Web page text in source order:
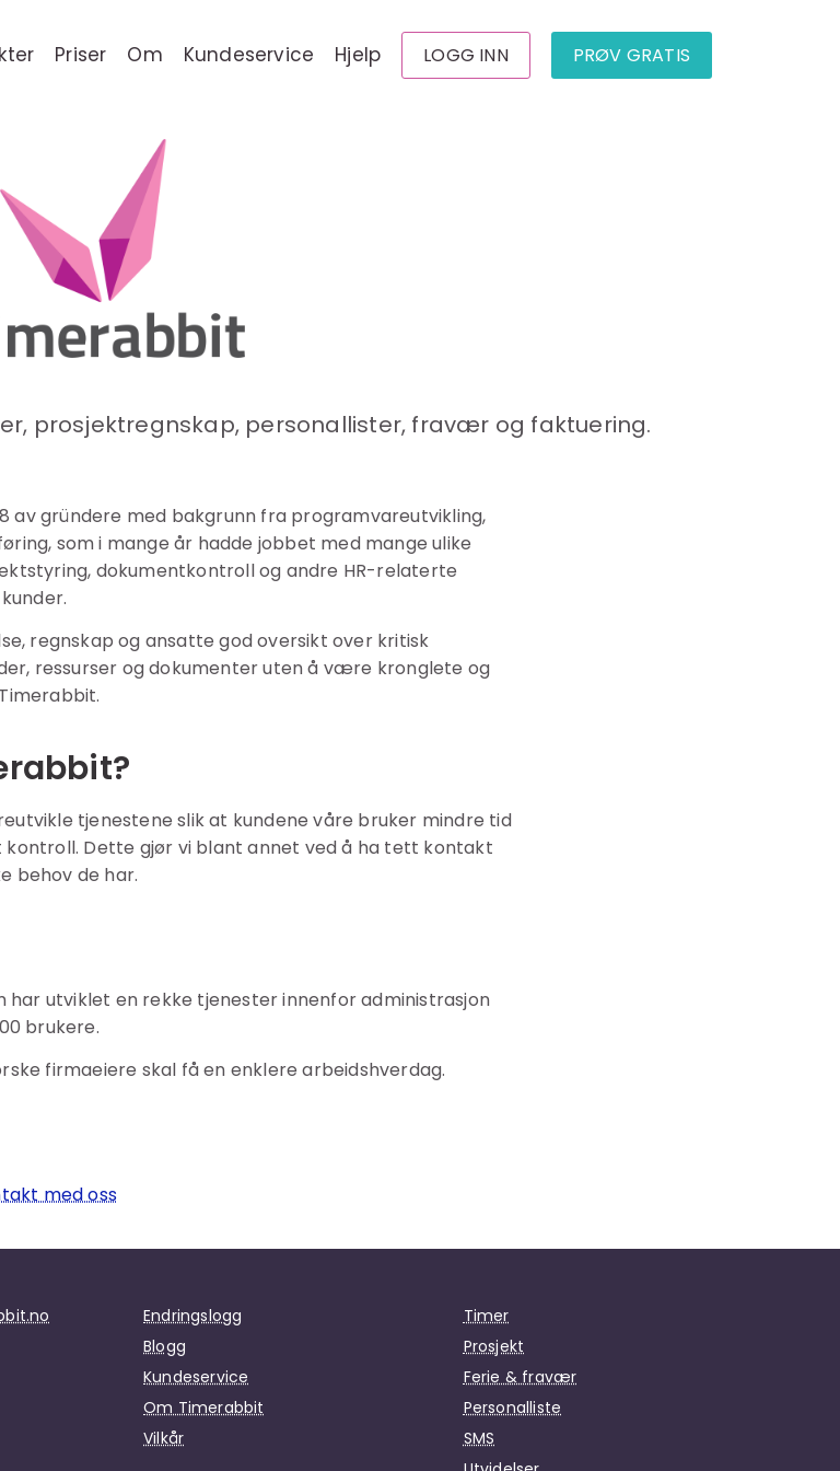
Priser Om Kundeservice Hjelp LOGG INN PRØV GRATIS
prosjektregnskap, personallister, fravær og faktuering.
av gründere med bakgrunn fra programvareutvikling,
som i mange år hadde jobbet med mange ulike
dokumentkontroll og andre HR-relaterte
regnskap og ansatte god oversikt over kritisk
ressurser og dokumenter uten å være kronglete og
tjenestene slik at kundene våre bruker mindre tid
kontroll. Dette gjør vi blant annet ved å ha tett kontakt
behov de har.
har utviklet en rekke tjenester innenfor administrasjon
brukere.
firmaeiere skal få en enklere arbeidshverdag.
med oss
Endringslogg
Blogg
Kundeservice
Om Timerabbit
Vilkår
Timer
Prosjekt
Ferie & fravær
Personalliste
SMS